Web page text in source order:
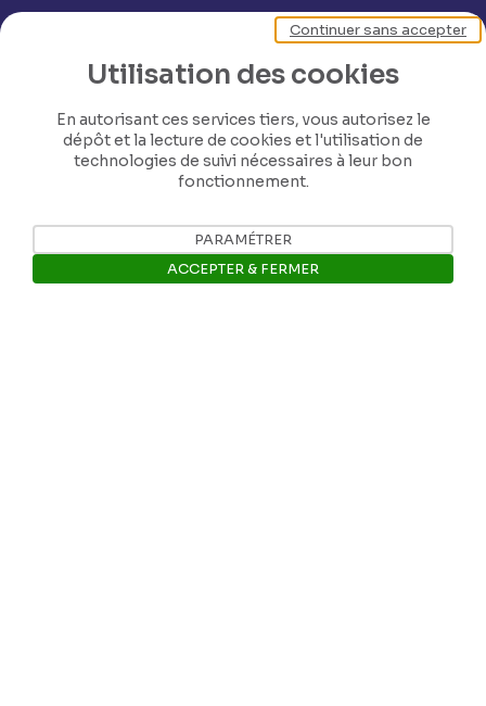
Nos coordonnées
Tél: +32 81 77 67 55
Instagram
Utilisation des cookies
En autorisant ces services tiers, vous autorisez le
dépôt et la lecture de cookies et l'utilisation de
technologies de suivi nécessaires à leur bon
fonctionnement.
Continuer sans accepter
PARAMÉTRER
ACCEPTER & FERMER